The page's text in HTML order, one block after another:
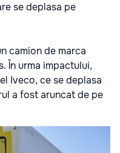
se deplasa pe
camion de marca
În urma impactului,
Iveco, ce se deplasa
a fost aruncat de pe